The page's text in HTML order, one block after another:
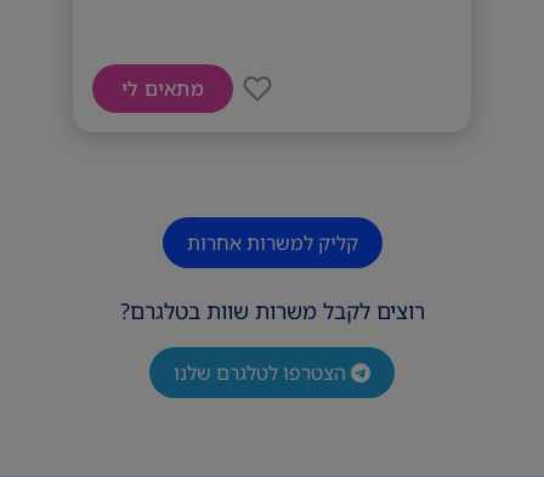
מתאים לי
קליק למשרות אחרות
רוצים לקבל משרות שוות בטלגרם?
הצטרפו לטלגרם שלנו